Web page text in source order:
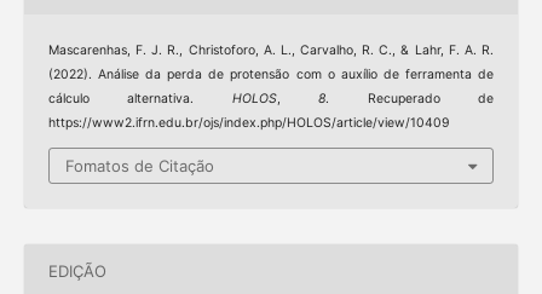
Mascarenhas, F. J. R., Christoforo, A. L., Carvalho, R. C., & Lahr, F. A. R.
(2022). Análise da perda de protensão com o auxílio de ferramenta de
cálculo alternativa. HOLOS,8. Recuperado de
https://www2.ifrn.edu.br/ojs/index.php/HOLOS/article/view/10409
Fomatos de Citação
EDIÇÃO